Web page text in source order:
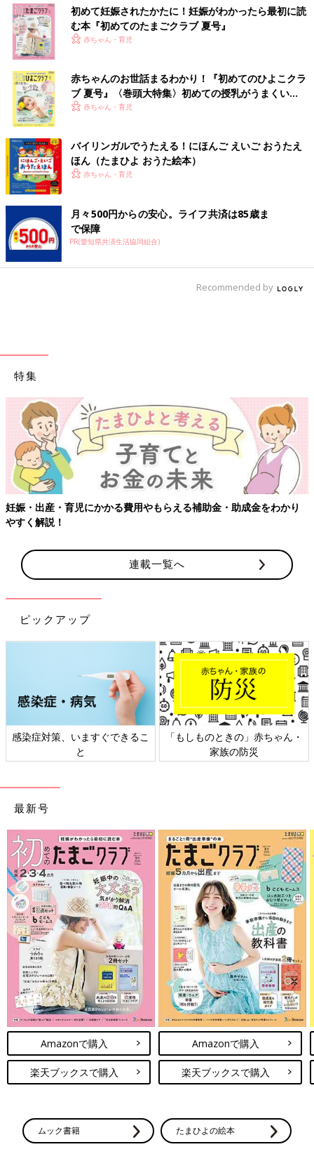
初めて妊娠されたかたに！妊娠がわかったら最初に読
む本『初めてのたまごクラブ 夏号』
赤ちゃん・育児
赤ちゃんのお世話まるわかり！『初めてのひよこクラ
ブ 夏号』〈巻頭大特集〉初めての授乳がうまくい
く！ おっぱい・ミルクの基本と夏のトラブル 解決テ
赤ちゃん・育児
バイリンガルでうたえる！にほんご えいご おうたえ
ほん（たまひよ おうた絵本）
赤ちゃん・育児
月々500円からの安心。ライフ共済は85歳ま
で保障
PR(愛知県共済生活協同組合)
Recommended by
特集
妊娠・出産・育児にかかる費用やもらえる補助金・助成金をわかり
やすく解説！
連載一覧へ
ピックアップ
感染症対策、いますぐできるこ
と
「もしものときの」赤ちゃん・
家族の防災
最新号
Amazonで購入
楽天ブックスで購入
Amazonで購入
楽天ブックスで購入
ムック書籍 たまひよの絵本